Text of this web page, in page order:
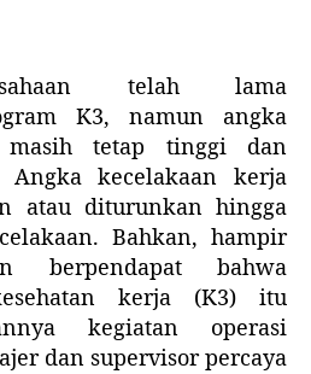
telah lama
K3, namun angka
masih tetap tinggi dan
kecelakaan kerja
atau diturunkan hingga
Bahkan, hampir
berpendapat bahwa
kerja (K3) itu
kegiatan operasi
dan supervisor percaya